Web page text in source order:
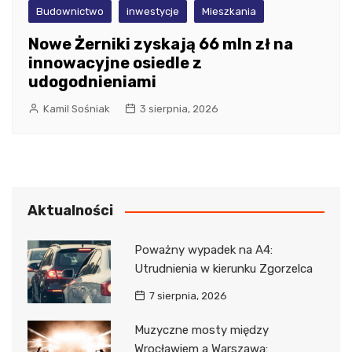
Budownictwo inwestycje Mieszkania
Nowe Żerniki zyskają 66 mln zł na
innowacyjne osiedle z
udogodnieniami
Kamil Sośniak 3 sierpnia, 2026
Aktualności
Poważny wypadek na A4:
Utrudnienia w kierunku Zgorzelca
7 sierpnia, 2026
Muzyczne mosty między
Wrocławiem a Warszawą: